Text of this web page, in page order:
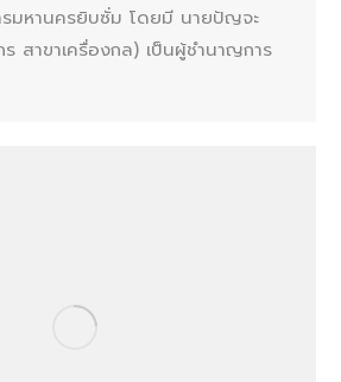
มหานครยิบซั่ม โดยมี นายปัญจะ
สาขาเครื่องกล) เป็นผู้ชำนาญการ